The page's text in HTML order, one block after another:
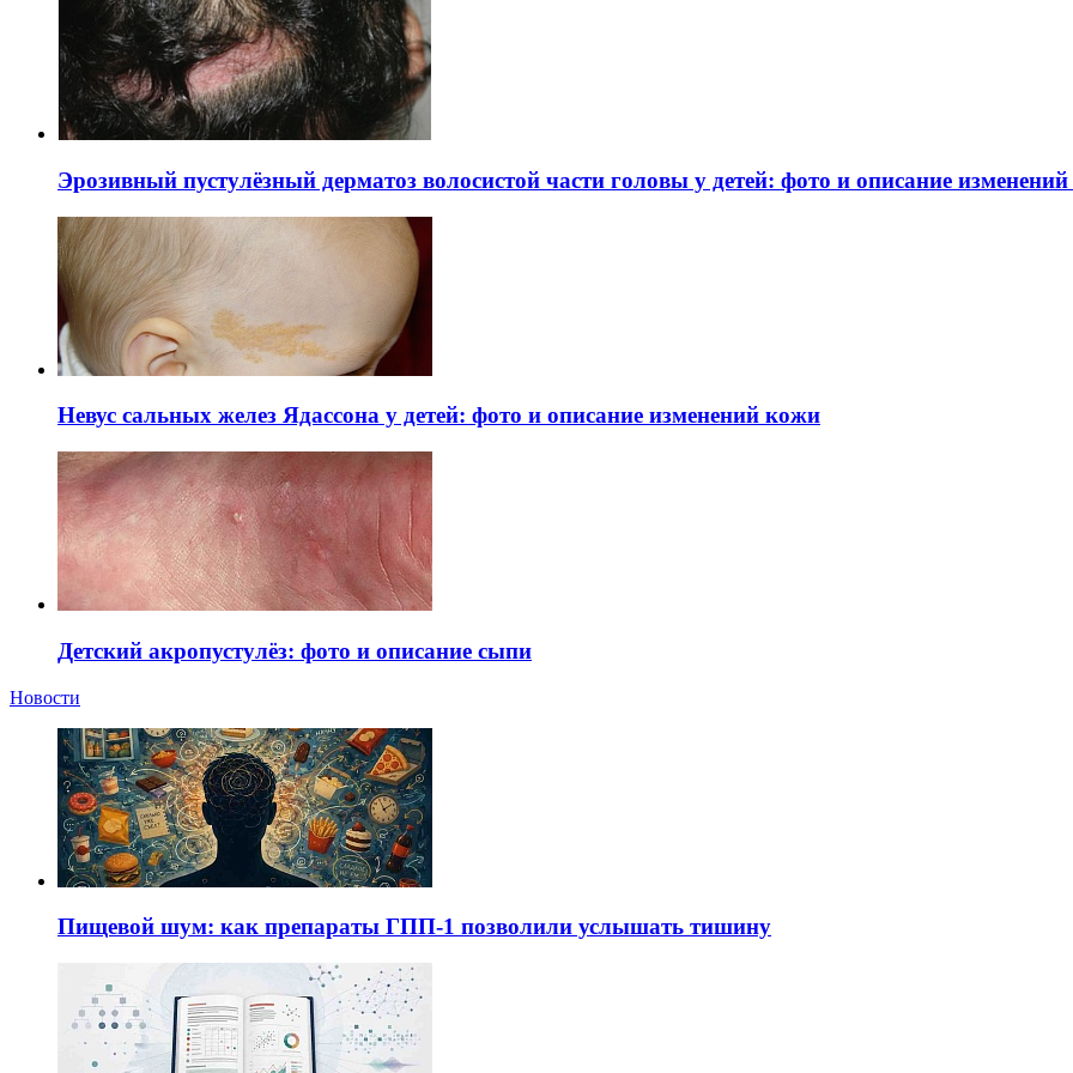
Эрозивный пустулёзный дерматоз волосистой части головы у детей: фото и описание
Невус сальных желез Ядассона у детей: фото и описание изменений кожи
Детский акропустулёз: фото и описание сыпи
Новости
Пищевой шум: как препараты ГПП-1 позволили услышать тишину